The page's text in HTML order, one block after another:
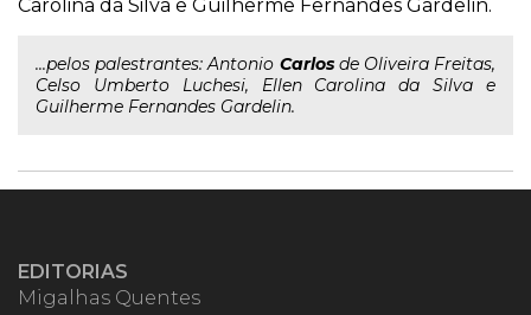
Carolina da Silva e Guilherme Fernandes Gardelin.
...pelos palestrantes: Antonio Carlosde Oliveira Freitas,
Celso Umberto Luchesi, Ellen Carolina da Silva e
Guilherme Fernandes Gardelin.
EDITORIAS
Migalhas Quentes